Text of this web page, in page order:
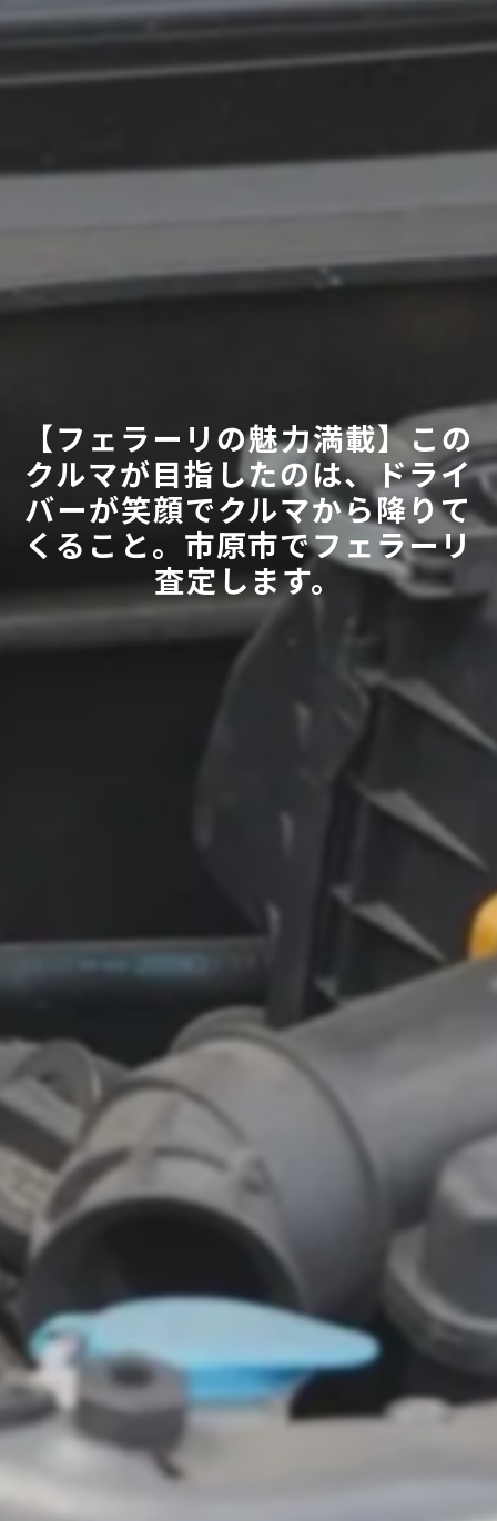
【フェラーリの魅力満載】この
クルマが目指したのは、ドライ
バーが笑顔でクルマから降りて
くること。市原市でフェラーリ
査定します。